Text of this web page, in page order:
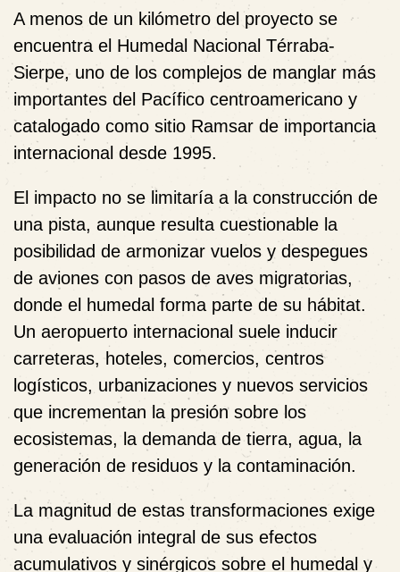
A menos de un kilómetro del proyecto se
encuentra el Humedal Nacional Térraba-
Sierpe, uno de los complejos de manglar más
importantes del Pacífico centroamericano y
catalogado como sitio Ramsar de importancia
internacional desde 1995.
El impacto no se limitaría a la construcción de
una pista, aunque resulta cuestionable la
posibilidad de armonizar vuelos y despegues
de aviones con pasos de aves migratorias,
donde el humedal forma parte de su hábitat.
Un aeropuerto internacional suele inducir
carreteras, hoteles, comercios, centros
logísticos, urbanizaciones y nuevos servicios
que incrementan la presión sobre los
ecosistemas, la demanda de tierra, agua, la
generación de residuos y la contaminación.
La magnitud de estas transformaciones exige
una evaluación integral de sus efectos
acumulativos y sinérgicos sobre el humedal y